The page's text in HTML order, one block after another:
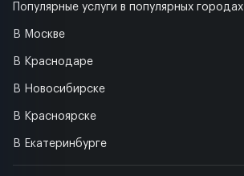
Популярные услуги в популярных городах
В Москве
В Краснодаре
В Новосибирске
В Красноярске
В Екатеринбурге